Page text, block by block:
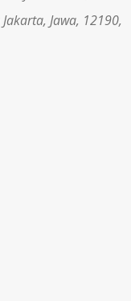
Jawa, 12190,